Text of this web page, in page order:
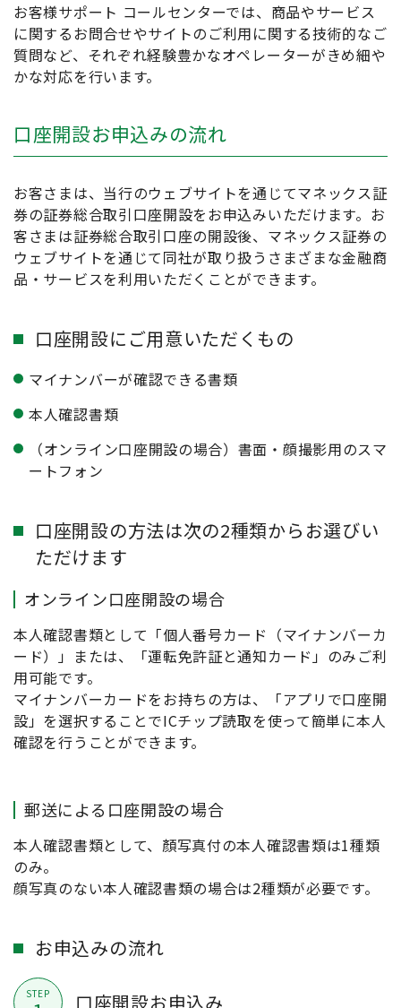
お客様サポート コールセンターでは、商品やサービス
に関するお問合せやサイトのご利用に関する技術的なご
質問など、それぞれ経験豊かなオペレーターがきめ細や
かな対応を行います。
口座開設お申込みの流れ
お客さまは、当行のウェブサイトを通じてマネックス証
券の証券総合取引口座開設をお申込みいただけます。お
客さまは証券総合取引口座の開設後、マネックス証券の
ウェブサイトを通じて同社が取り扱うさまざまな金融商
品・サービスを利用いただくことができます。
口座開設にご用意いただくもの
マイナンバーが確認できる書類
本人確認書類
（オンライン口座開設の場合）書面・顔撮影用のスマ
ートフォン
口座開設の方法は次の2種類からお選びい
ただけます
オンライン口座開設の場合
本人確認書類として「個人番号カード（マイナンバーカ
ード）」または、「運転免許証と通知カード」のみご利
用可能です。
マイナンバーカードをお持ちの方は、「アプリで口座開
設」を選択することでICチップ読取を使って簡単に本人
確認を行うことができます。
郵送による口座開設の場合
本人確認書類として、顏写真付の本人確認書類は1種類
のみ。
顔写真のない本人確認書類の場合は2種類が必要です。
お申込みの流れ
STEP 口座開設お申込み